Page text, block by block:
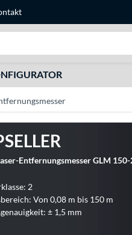
Entfernungsmesser GLM
2
Von 0,08 m bis 150 m
± 1,5 mm